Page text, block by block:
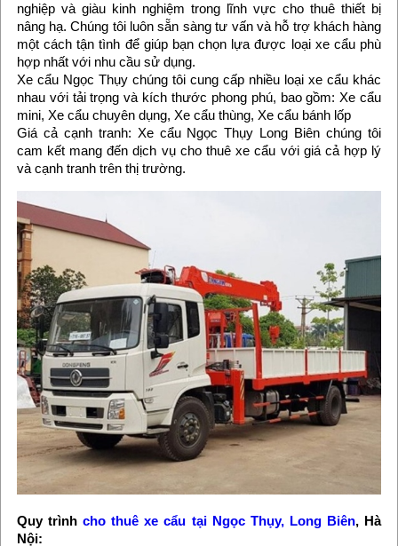
nghiệp và giàu kinh nghiệm trong lĩnh vực cho thuê thiết bị
nâng hạ. Chúng tôi luôn sẵn sàng tư vấn và hỗ trợ khách hàng
một cách tận tình để giúp bạn chọn lựa được loại xe cẩu phù
hợp nhất với nhu cầu sử dụng.
Xe cẩu Ngọc Thụy chúng tôi cung cấp nhiều loại xe cẩu khác
nhau với tải trọng và kích thước phong phú, bao gồm: Xe cẩu
mini, Xe cẩu chuyên dụng, Xe cẩu thùng, Xe cẩu bánh lốp
Giá cả cạnh tranh: Xe cẩu Ngọc Thụy Long Biên chúng tôi
cam kết mang đến dịch vụ cho thuê xe cẩu với giá cả hợp lý
và cạnh tranh trên thị trường.
Quy trìnhcho thuê xe cẩu tại Ngọc Thụy, Long Biên, Hà
Nội: